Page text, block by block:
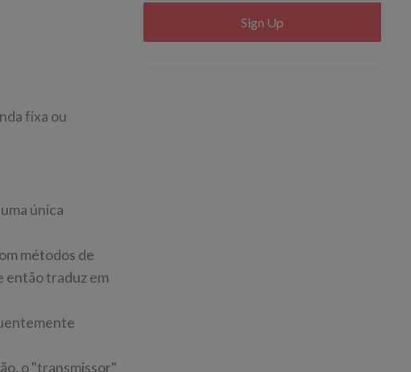
fixa ou
única
métodos de
então traduz em
o "transmissor"
Sign Up